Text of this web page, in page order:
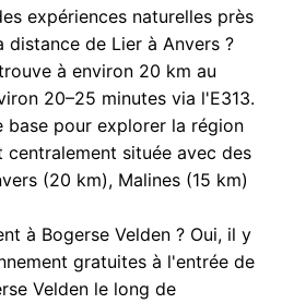
expériences naturelles près
distance de Lier à Anvers ?
à environ 20 km au
20–25 minutes via l'E313.
base pour explorer la région
centralement située avec des
(20 km), Malines (15 km)
à Bogerse Velden ? Oui, il y
gratuites à l'entrée de
Velden le long de